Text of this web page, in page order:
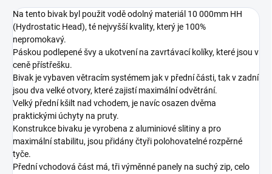
Na tento bivak byl použit vodě odolný materiál 10 000mm HH
(Hydrostatic Head), té nejvyšší kvality, který je 100%
nepromokavý.
Páskou podlepené švy a ukotvení na zavrtávací kolíky, které jsou v
ceně přístřešku.
Bivak je vybaven větracím systémem jak v přední části, tak v zadní
jsou dva velké otvory, které zajistí maximální odvětrání.
Velký přední kšilt nad vchodem, je navíc osazen dvěma
praktickými úchyty na pruty.
Konstrukce bivaku je vyrobena z aluminiové slitiny a pro
maximální stabilitu, jsou přidány čtyři polohovatelné rozpěrné
tyče.
Přední vchodová část má, tři výměnné panely na suchý zip, celo